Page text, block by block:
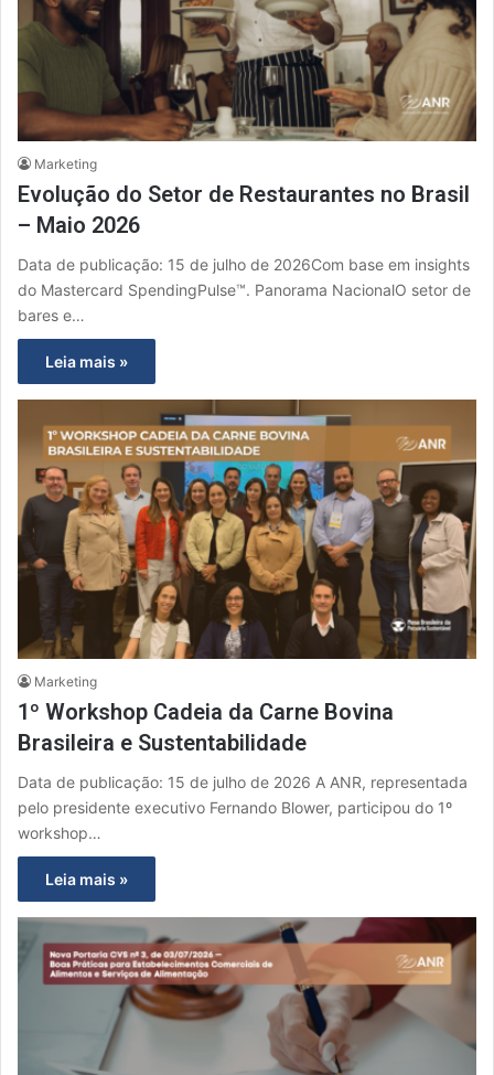
Marketing
Evolução do Setor de Restaurantes no Brasil
– Maio 2026
Data de publicação: 15 de julho de 2026Com base em insights
do Mastercard SpendingPulse™. Panorama NacionalO setor de
bares e…
Leia mais »
Marketing
1º Workshop Cadeia da Carne Bovina
Brasileira e Sustentabilidade
Data de publicação: 15 de julho de 2026 A ANR, representada
pelo presidente executivo Fernando Blower, participou do 1º
workshop…
Leia mais »